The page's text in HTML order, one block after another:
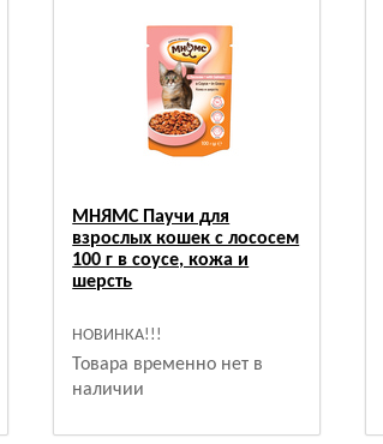
МНЯМС Паучи для
взрослых кошек с лососем
100 г в соусе, кожа и
шерсть
НОВИНКА!!!
Товара временно нет в
наличии